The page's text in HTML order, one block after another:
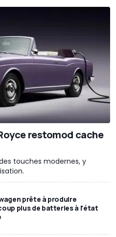
restomod cache
touches modernes, y
prête à produire
plus de batteries à l'état